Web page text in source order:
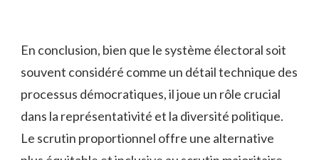
En conclusion, bien que le système électoral soit⁣
souvent considéré⁤ comme un‌ détail technique des
processus démocratiques,⁣ il joue un​ rôle crucial​
dans la représentativité​ et⁣ la diversité politique.
Le ‍scrutin proportionnel offre ⁢une ​alternative‌